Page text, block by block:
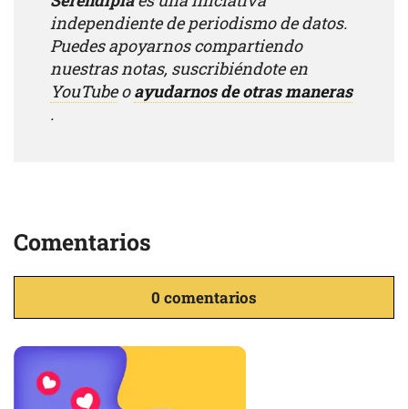
independiente de periodismo de datos.
Puedes apoyarnos compartiendo
nuestras notas, suscribiéndote en
YouTubeoayudarnos de otras maneras
.
Comentarios
0 comentarios